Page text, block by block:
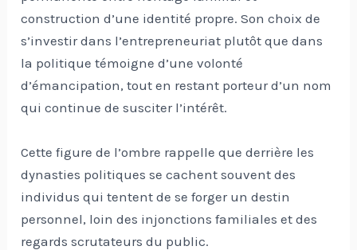
construction d’une identité propre. Son choix de
s’investir dans l’entrepreneuriat plutôt que dans
la politique témoigne d’une volonté
d’émancipation, tout en restant porteur d’un nom
qui continue de susciter l’intérêt.
Cette figure de l’ombre rappelle que derrière les
dynasties politiques se cachent souvent des
individus qui tentent de se forger un destin
personnel, loin des injonctions familiales et des
regards scrutateurs du public.